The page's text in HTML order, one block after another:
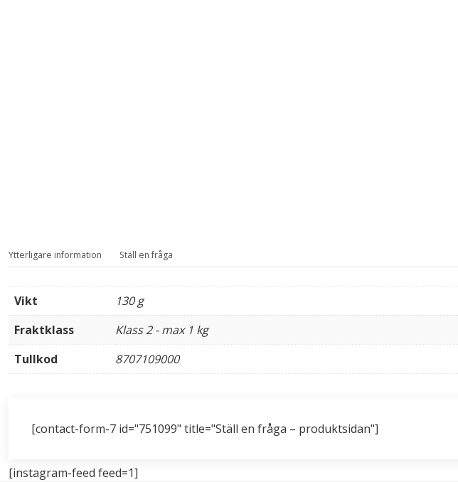
Ytterligare information Ställ en fråga
Vikt
130 g
Fraktklass
Klass 2 - max 1 kg
Tullkod
8707109000
[contact-form-7 id="751099" title="Ställ en fråga – produktsidan"]
[instagram-feed feed=1]